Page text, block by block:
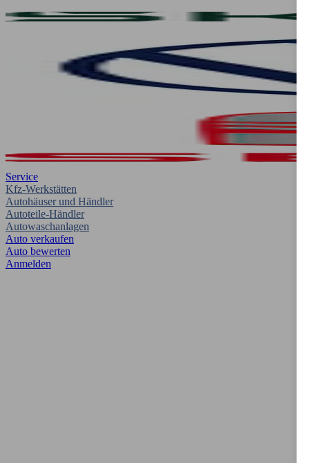
Service
Kfz-Werkstätten
Autohäuser und Händler
Autoteile-Händler
Autowaschanlagen
Auto verkaufen
Auto bewerten
Anmelden